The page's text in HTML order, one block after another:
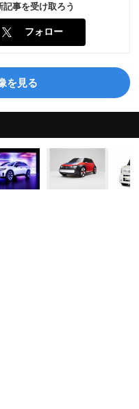
事を受け取ろう
フォロー
を見る